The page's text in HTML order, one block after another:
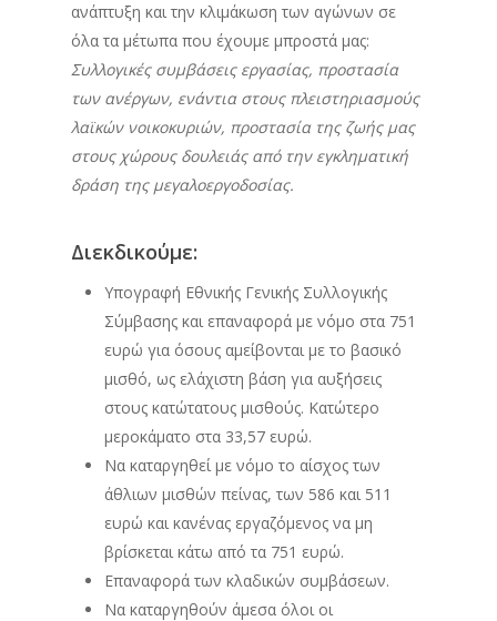
ανάπτυξη και την κλιμάκωση των αγώνων σε
όλα τα μέτωπα που έχουμε μπροστά μας:
Συλλογικές συμβάσεις εργασίας, προστασία
των ανέργων, ενάντια στους πλειστηριασμούς
λαϊκών νοικοκυριών, προστασία της ζωής μας
στους χώρους δουλειάς από την εγκληματική
δράση της μεγαλοεργοδοσίας.
Διεκδικούμε:
Υπογραφή Εθνικής Γενικής Συλλογικής
Σύμβασης και επαναφορά με νόμο στα 751
ευρώ για όσους αμείβονται με το βασικό
μισθό, ως ελάχιστη βάση για αυξήσεις
στους κατώτατους μισθούς. Κατώτερο
μεροκάματο στα 33,57 ευρώ.
Να καταργηθεί με νόμο το αίσχος των
άθλιων μισθών πείνας, των 586 και 511
ευρώ και κανένας εργαζόμενος να μη
βρίσκεται κάτω από τα 751 ευρώ.
Επαναφορά των κλαδικών συμβάσεων.
Να καταργηθούν άμεσα όλοι οι